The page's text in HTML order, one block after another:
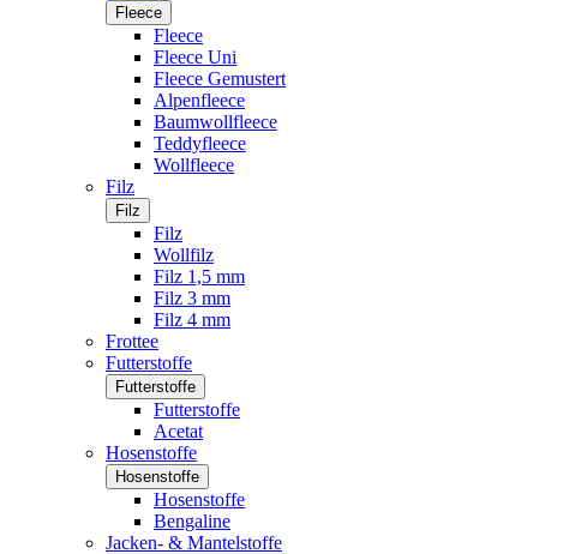
Fleece
Fleece
Fleece Uni
Fleece Gemustert
Alpenfleece
Baumwollfleece
Teddyfleece
Wollfleece
Filz
Filz
Filz
Wollfilz
Filz 1,5 mm
Filz 3 mm
Filz 4 mm
Frottee
Futterstoffe
Futterstoffe
Futterstoffe
Acetat
Hosenstoffe
Hosenstoffe
Hosenstoffe
Bengaline
Jacken- & Mantelstoffe